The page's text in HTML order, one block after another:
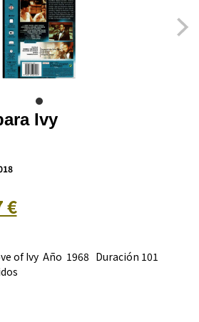
Ivy
€
of Ivy Año 1968 Duración 101